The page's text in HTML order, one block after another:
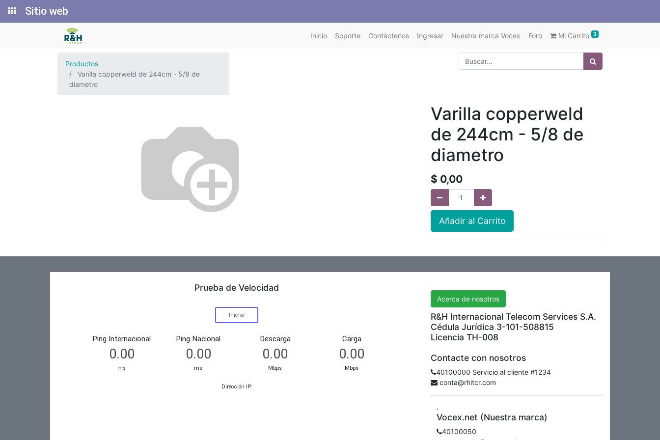
Sitio web
Inicio Soporte Contáctenos Ingresar Nuestra marca Vocex Foro Mi Carrito 3
Productos
Varilla copperweld de 244cm - 5/8 de
diametro
Varilla copperweld
de 244cm - 5/8 de
diametro
$ 0,00
Añadir al Carrito
Prueba de Velocidad
Acerca de nosotros
R&H Internacional Telecom Services S.A.
Cédula Jurídica 3-101-508815
Licencia TH-008
Contacte con nosotros
40100000 Servicio al cliente #1234
conta@rhitcr.com
.
Vocex.net (Nuestra marca)
40100050